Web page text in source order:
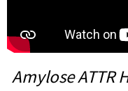
Amylose ATTR